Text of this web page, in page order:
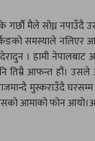
गर्छौ मैले सोध्न नपाउँदै
समस्याले नलिएर
। हामी नेपालबाट
तिम्रै आफन्त हौं।
मुस्कराउँदै
उसको आमाको फोन